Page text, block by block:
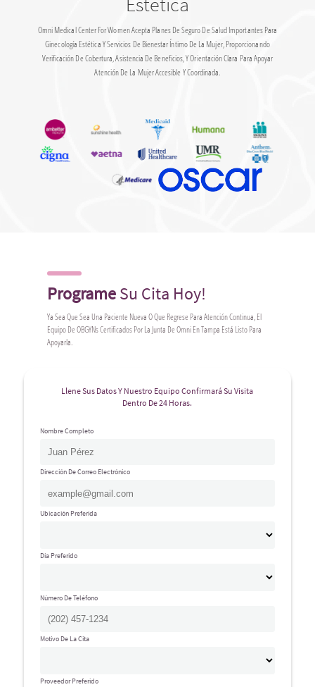
Omni Medical Center For Women Acepta Planes De Seguro De Salud Importantes Para
Ginecología Estética Y Servicios De Bienestar Íntimo De La Mujer, Proporcionando
Verificación De Cobertura, Asistencia De Beneficios, Y Orientación Clara Para Apoyar
Atención De La Mujer Accesible Y Coordinada.
ProgrameSu Cita Hoy!
Ya Sea Que Sea Una Paciente Nueva O Que Regrese Para Atención Continua, El
Equipo De OBGYNs Certificados Por La Junta De Omni En Tampa Está Listo Para
Apoyarla.
Llene Sus Datos Y Nuestro Equipo Confirmará Su Visita
Dentro De 24 Horas.
Nombre Completo
Dirección De Correo Electrónico
Ubicación Preferida
Día Preferido
Número De Teléfono
Motivo De La Cita
Proveedor Preferido